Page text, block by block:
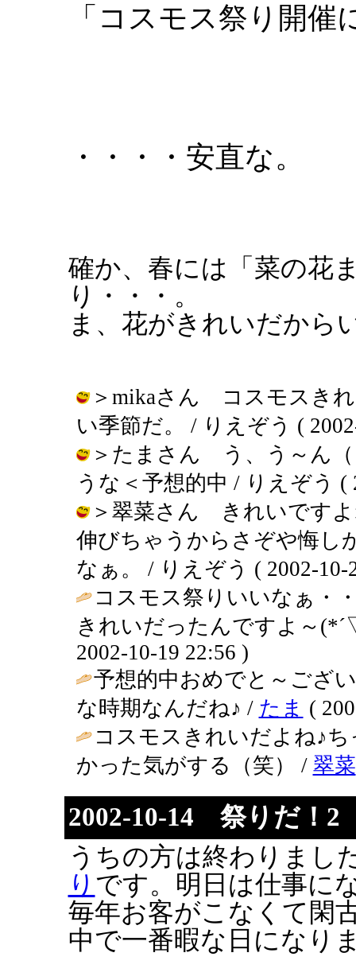
「コスモス祭り開催
・・・・安直な。
確か、春には「菜の花
り・・・。
ま、花がきれいだから
＞mikaさん コスモスき
い季節だ。 / りえぞう (
＞たまさん う、う～ん（
うな＜予想的中 / りえぞう (
＞翠菜さん きれいですよ
伸びちゃうからさぞや悔し
なぁ。 / りえぞう ( 2002-10-
コスモス祭りいいなぁ・
きれいだったんですよ～
2002-10-19 22:56 )
予想的中おめでと～ござ
な時期なんだね♪ / たま (
コスモスきれいだよね♪
かった気がする（笑） / 翠菜
2002-10-14 祭りだ！2
うちの方は終わりまし
り です。明日は仕事に
毎年お客がこなくて閑
中で一番暇な日になり